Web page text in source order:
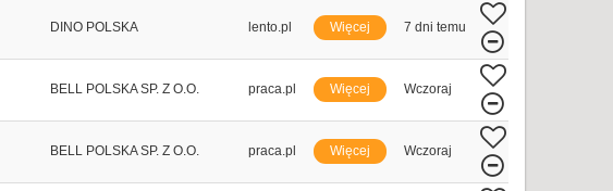
DINO POLSKA lento.pl Więcej 7 dni temu
BELL POLSKA SP. Z O.O. praca.pl Więcej Wczoraj
BELL POLSKA SP. Z O.O. praca.pl Więcej Wczoraj